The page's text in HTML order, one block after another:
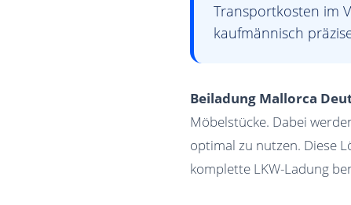
Transportkosten im
kaufmännisch
Beiladung Mallorca
Möbelstücke. Dabei
optimal zu nutzen. Diese
komplette LKW-Ladung